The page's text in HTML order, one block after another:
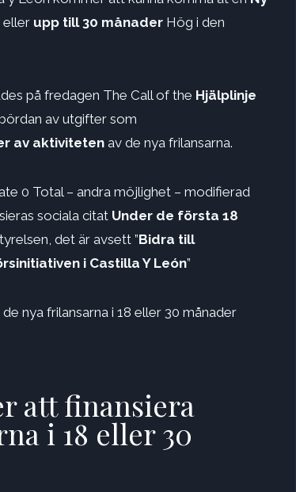
eller upp till 30 månader Hög i den
på fredagen The Call of the Hjälplinje
av utgifter som
av aktivitetenav de nya frilansarna.
0 Total – andra möjlighet – modifierad
sociala citat Under de första 18
det är avsett ”Bidra till
i Castilla Y León”
nya frilansarna i 18 eller 30 månader
att finansiera
i 18 eller 30